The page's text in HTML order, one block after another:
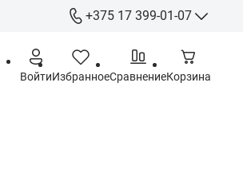
+375 17 399-01-07
+375 17 399-
+375 29 555-
ВойтиИзбранноеСравнениеКорзина